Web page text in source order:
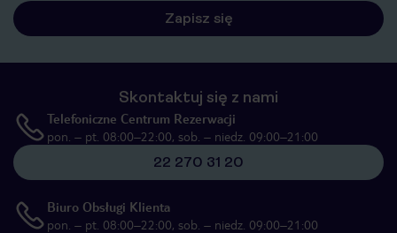
Zapisz się
Skontaktuj się z nami
Telefoniczne Centrum Rezerwacji
pon. – pt. 08:00–22:00, sob. – niedz. 09:00–21:00
22 270 31 20
Biuro Obsługi Klienta
pon. – pt. 08:00–22:00, sob. – niedz. 09:00–21:00